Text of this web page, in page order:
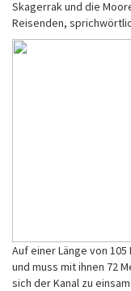
Skagerrak und die
Reisenden,
Auf einer Länge von
und muss mit ihnen 72
sich der Kanal zu